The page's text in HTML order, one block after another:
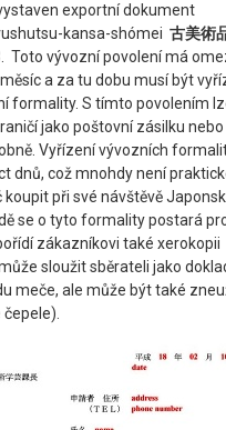
exportní dokument
kansa-shómei 古美術
Toto vývozní povolení má
a za tu dobu musí být
formality. S tímto povolením
jako poštovní zásilku
Vyřízení vývozních
dnů, což mnohdy není
koupit při své návštěvě
se o tyto formality postará
zákazníkovi také xerokopii
sloužit sběrateli jako
meče, ale může být také